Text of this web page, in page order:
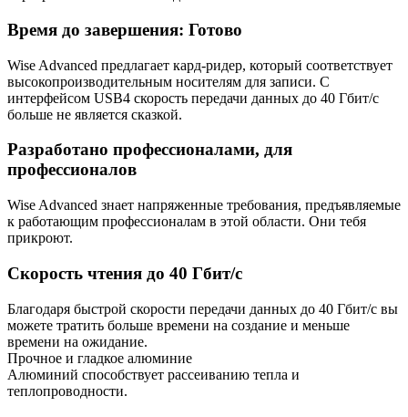
Время до завершения: Готово
Wise Advanced предлагает кард-ридер, который соответствует
высокопроизводительным носителям для записи. С
интерфейсом USB4 скорость передачи данных до 40 Гбит/с
больше не является сказкой.
Разработано профессионалами, для
профессионалов
Wise Advanced знает напряженные требования, предъявляемые
к работающим профессионалам в этой области. Они тебя
прикроют.
Скорость чтения до 40 Гбит/с
Благодаря быстрой скорости передачи данных до 40 Гбит/с вы
можете тратить больше времени на создание и меньше
времени на ожидание.
Прочное и гладкое алюминие
Алюминий способствует рассеиванию тепла и
теплопроводности.